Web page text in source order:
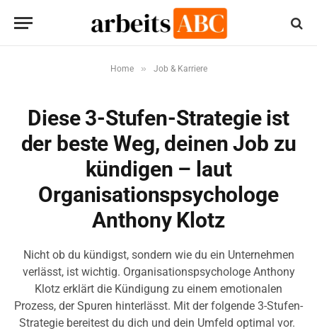
Home » Job & Karriere
Diese 3-Stufen-Strategie ist
der beste Weg, deinen Job zu
kündigen – laut
Organisationspsychologe
Anthony Klotz
Nicht ob du kündigst, sondern wie du ein Unternehmen
verlässt, ist wichtig. Organisationspsychologe Anthony
Klotz erklärt die Kündigung zu einem emotionalen
Prozess, der Spuren hinterlässt. Mit der folgende 3-Stufen-
Strategie bereitest du dich und dein Umfeld optimal vor.